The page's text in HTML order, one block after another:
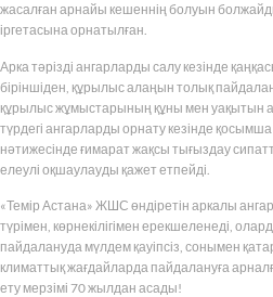
жасалған арнайы кешеннің болуын
іргетасына орнатылған.
Арка тәрізді ангарларды салу кезінде
біріншіден, құрылыс алаңын толық
құрылыс жұмыстарының құны мен уақытын
түрдегі ангарларды орнату кезінде
нәтижесінде ғимарат жақсы тығыздау
елеулі оқшаулауды қажет етпейді.
«Темір Астана» ЖШС өндіретін аркалы
түрімен, көрнекілігімен ерекшеленеді,
пайдалануда мүлдем қауіпсіз, сонымен
климаттық жағдайларда пайдалануға
ету мерзімі 70 жылдан асады!